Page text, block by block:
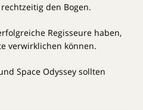
den Bogen.
Regisseure haben,
verwirklichen können.
Space Odyssey sollten